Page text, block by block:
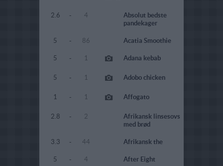
2.6 - 4
Absolut bedste
pandekager
5 - 86 Acatia Smoothie
5 - 1 Adana kebab
5 - 1 Adobo chicken
1 - 1 Affogato
2.8 - 2
Afrikansk linsesovs
med brød
3.3 - 44 Afrikansk the
5 - 4 After Eight